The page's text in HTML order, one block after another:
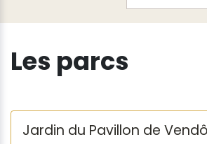
Les parcs
Jardin du Pavillon de